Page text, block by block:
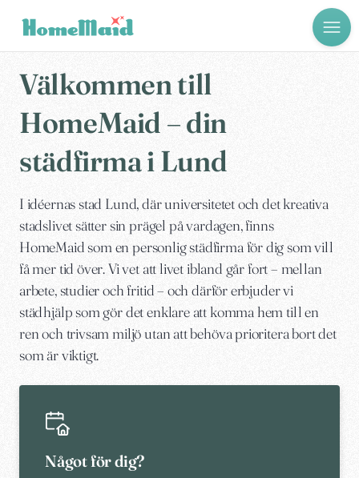
Välkommen till
HomeMaid – din
städfirma i Lund
I idéernas stad Lund, där universitetet och det kreativa
stadslivet sätter sin prägel på vardagen, finns
HomeMaid som en personlig städfirma för dig som vill
få mer tid över. Vi vet att livet ibland går fort – mellan
arbete, studier och fritid – och därför erbjuder vi
städhjälp som gör det enklare att komma hem till en
ren och trivsam miljö utan att behöva prioritera bort det
som är viktigt.
Något för dig?